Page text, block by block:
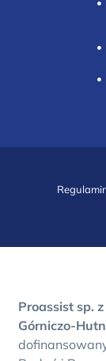
Proassist sp. z
Górniczo-